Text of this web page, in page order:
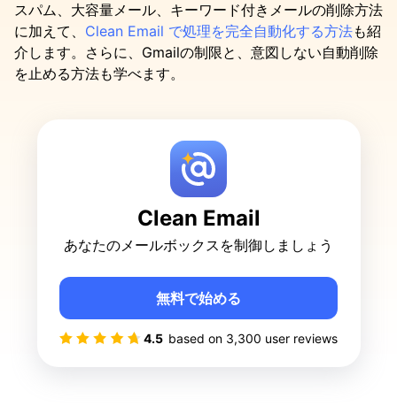
スパム、大容量メール、キーワード付きメールの削除方法
に加えて、 Clean Email で処理を完全自動化する方法も紹
介します。さらに、Gmailの制限と、意図しない自動削除
を止める方法も学べます。
Clean Email
あなたのメールボックスを制御しましょう
4.5 based on 3,300 user reviews
無料で始める